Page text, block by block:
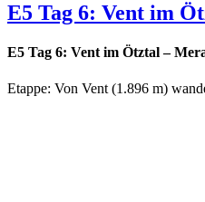
E5 Tag 6: Vent im
E5 Tag 6: Vent im Ötztal –
Etappe: Von Vent (1.896 m)